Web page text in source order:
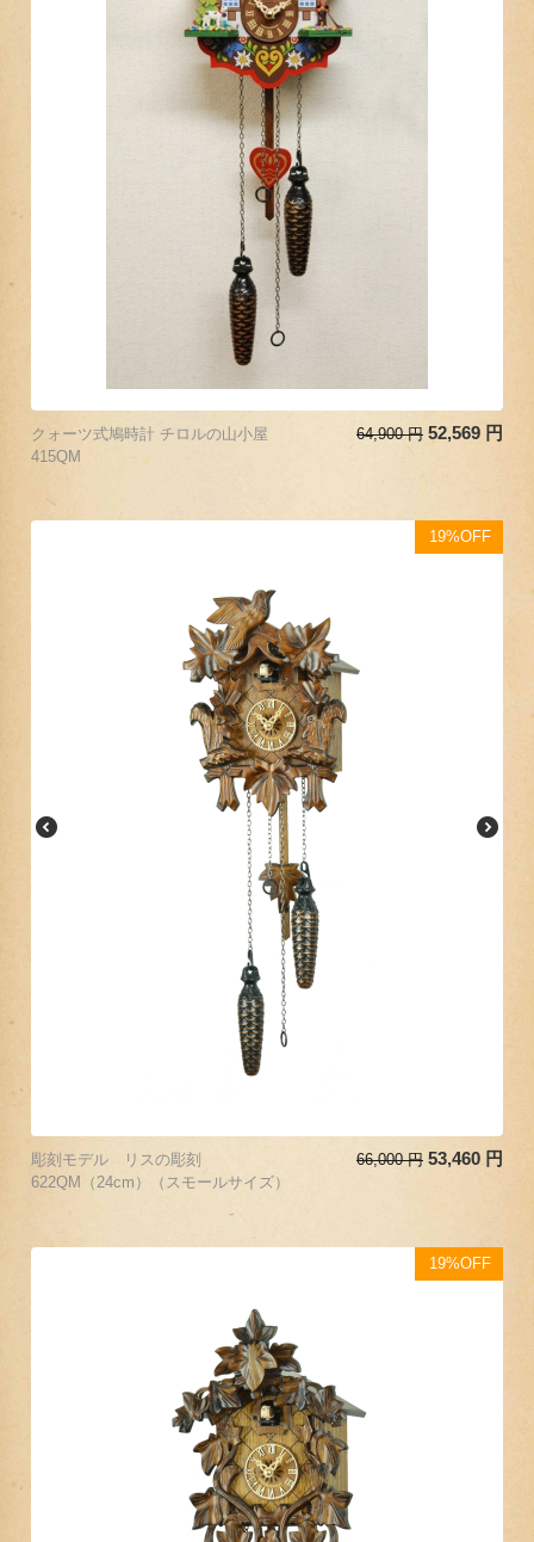
クォーツ式鳩時計 チロルの山小屋
415QM
64,900 円 52,569 円
19%OFF
彫刻モデル リスの彫刻
622QM（24cm）（スモールサイズ）
66,000 円 53,460 円
19%OFF